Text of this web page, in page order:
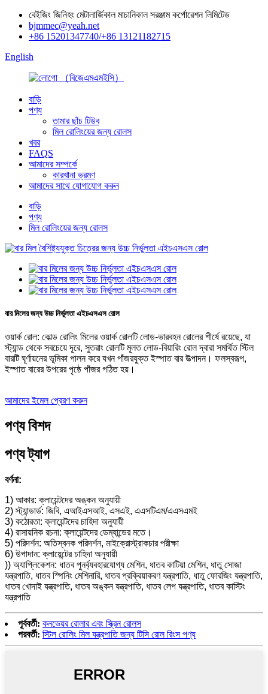
বেইজিং জিনিহং মেটালার্জিকাল মাচানিকাল সরঞ্জাম কর্পোরেশন লিমিটেড
bjmmec@yeah.net
+86 15201347740/+86 13121182715
English
বাড়ি
পণ্য
তামার ছাঁচ টিউব
মিল রোলিংয়ের জন্য রোলস
খবর
FAQS
আমাদের সম্পর্কে
কারখানা ভ্রমণ
আমাদের সাথে যোগাযোগ করুন
বাড়ি
পণ্য
মিল রোলিংয়ের জন্য রোলস
বার মিলের জন্য উচ্চ নির্ভুলতা এইচএসএস রোল
ওয়ার্ক রোল: কোল্ড রোলিং মিলের ওয়ার্ক রোলটি লোড-ভারবহন রোলের শীর্ষে রয়েছে, যা
স্ট্যান্ড থেকে সবচেয়ে দূরে, সুতরাং রোলটি মূলত লোড-বিয়ারিং রোল দ্বারা সমর্থিত স্টিল
বারটি ঘূর্ণায়নের ভূমিকা পালন করে যখন পাঁজরযুক্ত ইস্পাত বার উত্পাদন। ফলস্বরূপ,
ইস্পাত বারের উপরের পৃষ্ঠে পাঁজর গঠিত হয়।
আমাদের ইমেল প্রেরণ করুন
পণ্য বিশদ
পণ্য ট্যাগ
বর্ণনা:
1) আকার: ক্লায়েন্টদের অঙ্কন অনুযায়ী
2) স্ট্যান্ডার্ড: জিবি, এআইএসআই, এসএই, এএসটিএম/এএসএমই
3) কঠোরতা: ক্লায়েন্টদের চাহিদা অনুযায়ী
4) রাসায়নিক রচনা: ক্লায়েন্টদের ডেম্যান্ডের মতে।
5) পরিদর্শন: অতিস্বনক পরিদর্শন, মাইক্রোস্ট্রাকচার পরীক্ষা
6) উপাদান: ক্লায়েন্টের চাহিদা অনুযায়ী
)) অ্যাপ্লিকেশন: ধাতব পুনর্ব্যবহারযোগ্য মেশিন, ধাতব কাটিয়া মেশিন, ধাতু সোজা
যন্ত্রপাতি, ধাতব স্পিনিং মেশিনারি, ধাতব প্রক্রিয়াকরণ যন্ত্রপাতি, ধাতু ফোরজিং যন্ত্রপাতি,
ধাতব খোদাই যন্ত্রপাতি, ধাতব অঙ্কন যন্ত্রপাতি, ধাতব লেপ যন্ত্রপাতি, ধাতব কাস্টিং
যন্ত্রপাতি
পূর্ববর্তী: কনভেয়র রোলার এবং স্ক্রিন রোলস
পরবর্তী: স্টিল রোলিং মিল যন্ত্রপাতি জন্য টিসি রোল রিংস পণ্য